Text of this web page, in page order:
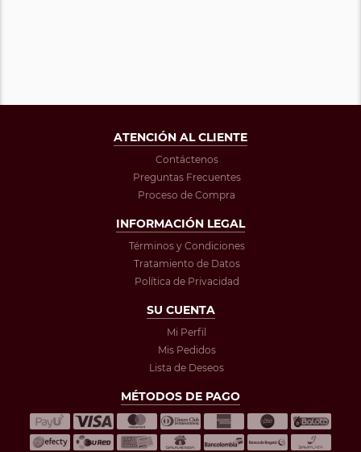
ATENCIÓN AL CLIENTE
Contáctenos
Preguntas Frecuentes
Proceso de Compra
INFORMACIÓN LEGAL
Términos y Condiciones
Tratamiento de Datos
Política de Privacidad
SU CUENTA
Mi Perfil
Mis Pedidos
Lista de Deseos
MÉTODOS DE PAGO